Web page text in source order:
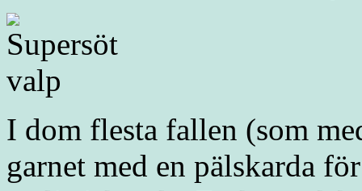
I dom flesta fallen (som
garnet med en pälskarda